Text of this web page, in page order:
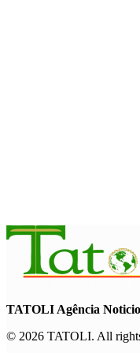
TATOLI Agência
© 2026 TATOLI. All